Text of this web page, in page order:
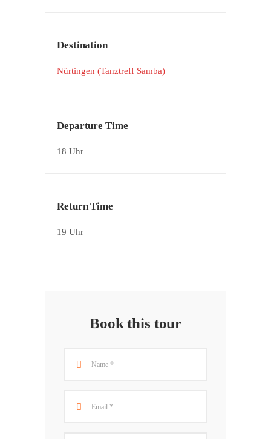
Destination
Nürtingen (Tanztreff Samba)
Departure Time
18 Uhr
Return Time
19 Uhr
Book this tour